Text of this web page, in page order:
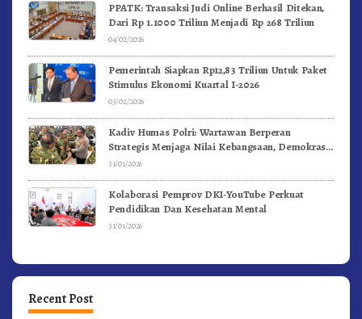
PPATK: Transaksi Judi Online Berhasil Ditekan,
Dari Rp 1.1000 Triliun Menjadi Rp 268 Triliun
04/02/2026
Pemerintah Siapkan Rp12,83 Triliun Untuk Paket
Stimulus Ekonomi Kuartal I-2026
03/02/2026
Kadiv Humas Polri: Wartawan Berperan
Strategis Menjaga Nilai Kebangsaan, Demokrasi,
dan NKRI
31/01/2026
Kolaborasi Pemprov DKI-YouTube Perkuat
Pendidikan Dan Kesehatan Mental
31/01/2026
Recent Post